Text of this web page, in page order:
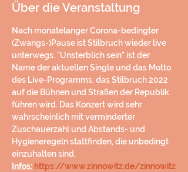
Über die Veranstaltung
Nach monatelanger Corona-bedingter
(Zwangs-)Pause ist Stilbruch wieder live
unterwegs. "Unsterblich sein" ist der
Name der aktuellen Single und das Motto
des Live-Programms, das Stilbruch 2022
auf die Bühnen und Straßen der Republik
führen wird. Das Konzert wird sehr
wahrscheinlich mit verminderter
Zuschauerzahl und Abstands- und
Hygieneregeln stattfinden, die unbedingt
einzuhalten sind.
Infos: https://www.zinnowitz.de/zinnowitz